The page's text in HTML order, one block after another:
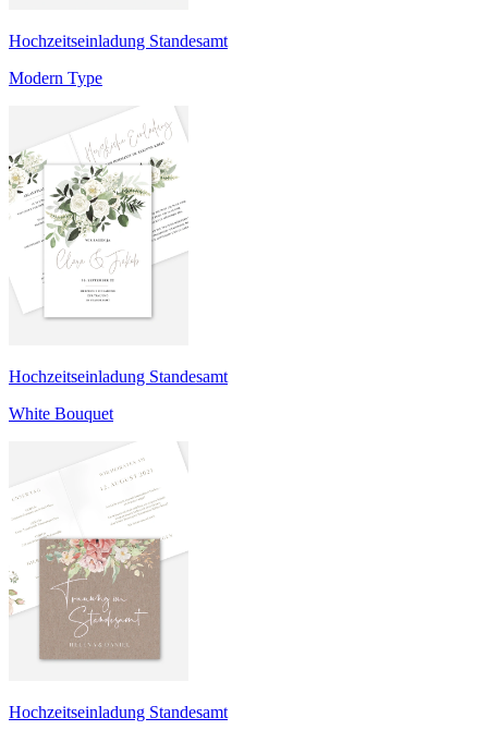
Hochzeitseinladung Standesamt
Modern Type
Hochzeitseinladung Standesamt
White Bouquet
Hochzeitseinladung Standesamt